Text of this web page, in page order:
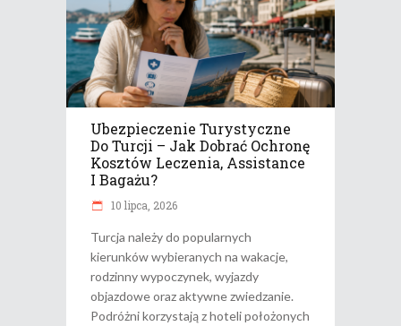
Ubezpieczenie Turystyczne
Do Turcji – Jak Dobrać Ochronę
Kosztów Leczenia, Assistance
I Bagażu?
10 lipca, 2026
Turcja należy do popularnych
kierunków wybieranych na wakacje,
rodzinny wypoczynek, wyjazdy
objazdowe oraz aktywne zwiedzanie.
Podróżni korzystają z hoteli położonych